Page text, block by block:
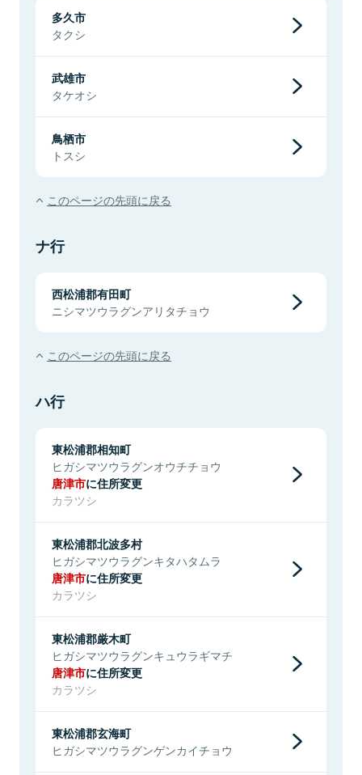
多久市
タクシ
武雄市
タケオシ
鳥栖市
トスシ
このページの先頭に戻る
ナ行
西松浦郡有田町
ニシマツウラグンアリタチョウ
このページの先頭に戻る
ハ行
東松浦郡相知町
ヒガシマツウラグンオウチチョウ
唐津市に住所変更
カラツシ
東松浦郡北波多村
ヒガシマツウラグンキタハタムラ
唐津市に住所変更
カラツシ
東松浦郡厳木町
ヒガシマツウラグンキュウラギマチ
唐津市に住所変更
カラツシ
東松浦郡玄海町
ヒガシマツウラグンゲンカイチョウ